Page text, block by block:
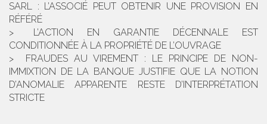
SARL : L’ASSOCIÉ PEUT OBTENIR UNE PROVISION EN
RÉFÉRÉ
L’ACTION EN GARANTIE DÉCENNALE EST
CONDITIONNÉE À LA PROPRIÉTÉ DE L’OUVRAGE
FRAUDES AU VIREMENT : LE PRINCIPE DE NON-
IMMIXTION DE LA BANQUE JUSTIFIE QUE LA NOTION
D’ANOMALIE APPARENTE RESTE D’INTERPRÉTATION
STRICTE